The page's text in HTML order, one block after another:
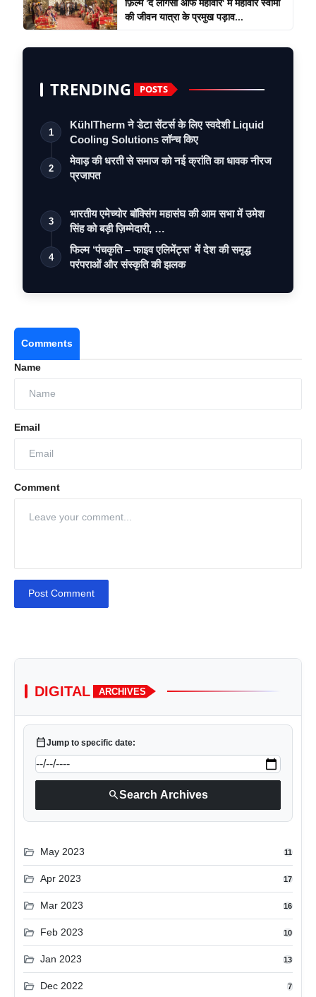
की जीवन यात्रा के प्रमुख पड़ाव...
TRENDING POSTS
1
KühlTherm ने डेटा सेंटर्स के लिए स्वदेशी Liquid
Cooling Solutions लॉन्च किए
2
मेवाड़ की धरती से समाज को नई क्रांति का धावक नीरज
प्रजापत
3
भारतीय एमेच्योर बॉक्सिंग महासंघ की आम सभा में उमेश
सिंह को बड़ी ज़िम्मेदारी, …
4
फिल्म ‘पंचकृति – फाइव एलिमेंट्स’ में देश की समृद्ध
परंपराओं और संस्कृति की झलक
Comments
Name
Email
Comment
Post Comment
DIGITAL ARCHIVES
calendar_todayJump to specific date:
searchSearch Archives
folder_open May 2023 11
folder_open Apr 2023 17
folder_open Mar 2023 16
folder_open Feb 2023 10
folder_open Jan 2023 13
folder_open Dec 2022 7